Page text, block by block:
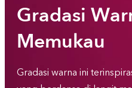
Gradasi
Memukau
Gradasi warna ini